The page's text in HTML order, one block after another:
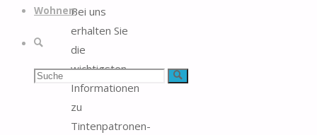
Wohnen
Suchen Suche
Bei uns
erhalten Sie
die
wichtigsten
Informationen
zu
Tintenpatronen-